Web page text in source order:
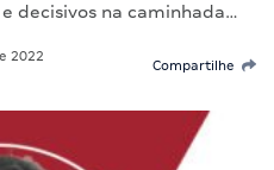
decisivos na caminhada…
2022
Compartilhe